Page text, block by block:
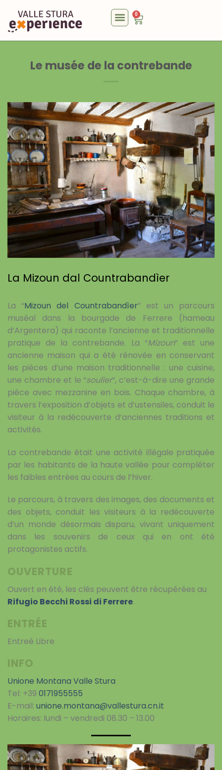
0
Le musée de la contrebande
La Mizoun dal Countrabandìer
La “Mizoun del Countrabandìer” est un parcours
muséal dans la bourgade de Ferrere (hameau
d’Argentera) qui raconte l’ancienne et traditionnelle
pratique de la contrebande. La “Mizoun” est une
ancienne maison qui a été rénovée en conservant
les pièces d’une maison traditionnelle : une cuisine,
une chambre et le “soulìer“, c’est-à-dire une grande
pièce avec mezzanine en bois. Chaque chambre, à
travers l’exposition d’objets et d’ustensiles, conduit le
visiteur à la redécouverte d’anciennes traditions et
activités.
La contrebande était une activité illégale pratiquée
par les habitants de la haute vallée pour compléter
les faibles entrées au cours de l’hiver.
Le parcours, à travers des images, des documents et
des objets, conduit les visiteurs à la redécouverte
d’un monde désormais disparu, vivant uniquement
dans les souvenirs de ceux qui en ont été
protagonistes actifs.
OUVERTURE
Ouvert en été, les clés peuvent être récupérées au
Rifugio Becchi Rossi di Ferrere.
ENTRÉE
Entreé Libre
INFO
Unione Montana Valle Stura
Tel: +39 0171955555
E-mail: unione.montana@vallestura.cn.it
Horaires: lundi – vendredi 08.30 – 13.00